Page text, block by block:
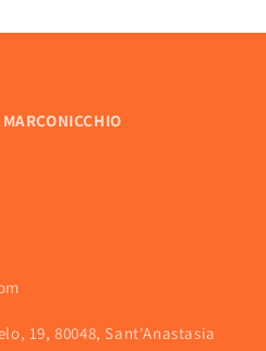
19, 80048, Sant'Anastasia